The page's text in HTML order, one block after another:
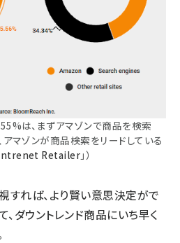
は、まずアマゾンで商品を検索
マゾンが商品検索をリードしている
Retailer」）
すれば、より賢い意思決定がで
、ダウントレンド商品にいち早く